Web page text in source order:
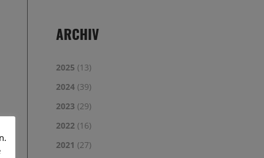
ARCHIV
2025 (13)
2024 (39)
2023 (29)
2022 (16)
2021 (27)